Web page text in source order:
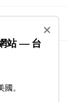
×
站 — 台
。